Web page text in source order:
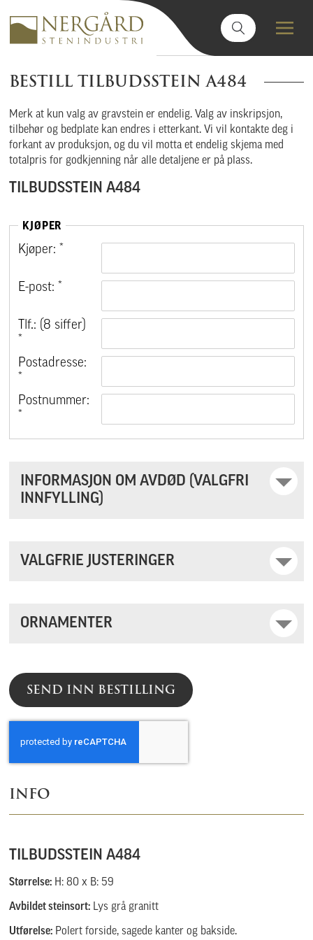
INFO
TILBUDSSTEIN A484
Størrelse: H: 80 x B: 59
Avbildet steinsort: Lys grå granitt
Utførelse: Polert forside, sagede kanter og bakside.
BESTILL TILBUDSSTEIN A484
Merk at kun valg av gravstein er endelig. Valg av inskripsjon,
tilbehør og bedplate kan endres i etterkant. Vi vil kontakte deg i
forkant av produksjon, og du vil motta et endelig skjema med
totalpris for godkjenning når alle detaljene er på plass.
TILBUDSSTEIN A484
KJØPER
Kjøper: *
E-post: *
Tlf.: (8 siffer)
Postadresse:
Postnummer:
INFORMASJON OM AVDØD (VALGFRI
INNFYLLING)
VALGFRIE JUSTERINGER
ORNAMENTER
SEND INN BESTILLING